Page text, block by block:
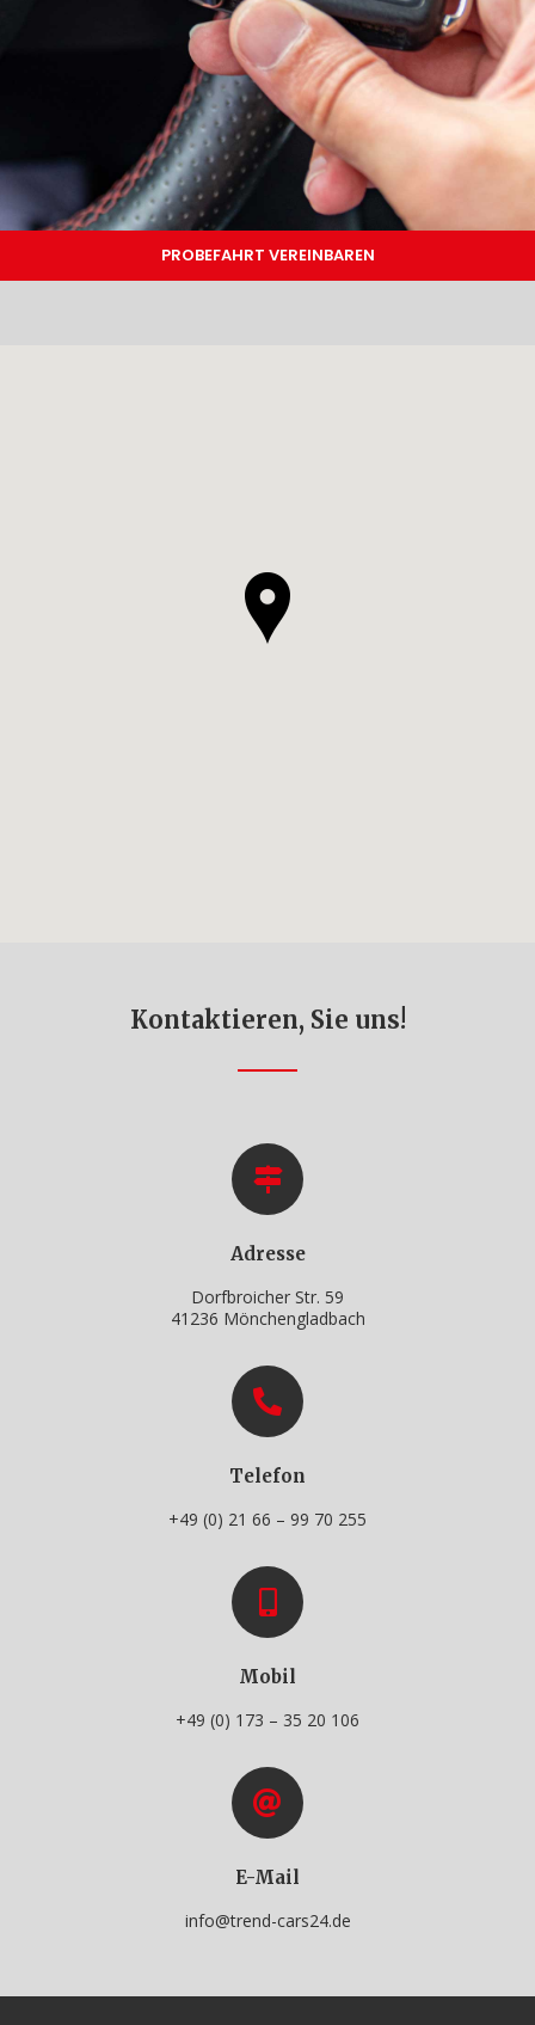
PROBEFAHRT VEREINBAREN
Kontaktieren, Sie uns!
Adresse
Dorfbroicher Str. 59
41236 Mönchengladbach
Telefon
+49 (0) 21 66 – 99 70 255
Mobil
+49 (0) 173 – 35 20 106
E-Mail
info@trend-cars24.de